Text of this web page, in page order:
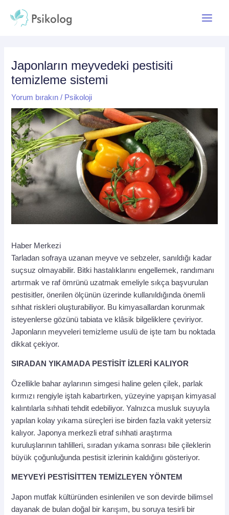
atla
Japonların meyvedeki pestisiti
temizleme sistemi
Yorum bırakın / Psikoloji
Haber Merkezi
Tarladan sofraya uzanan meyve ve sebzeler, sanıldığı kadar
suçsuz olmayabilir. Bitki hastalıklarını engellemek, randımanı
artırmak ve raf ömrünü uzatmak emeliyle sıkça başvurulan
pestisitler, önerilen ölçünün üzerinde kullanıldığında önemli
sıhhat riskleri oluşturabiliyor. Bu kimyasallardan korunmak
isteyenlerse gözünü tabiata ve klâsik bilgeliklere çeviriyor.
Japonların meyveleri temizleme usulü de işte tam bu noktada
dikkat çekiyor.
SIRADAN YIKAMADA PESTİSİT İZLERİ KALIYOR
Özellikle bahar aylarının simgesi haline gelen çilek, parlak
kırmızı rengiyle iştah kabartırken, yüzeyine yapışan kimyasal
kalıntılarla sıhhati tehdit edebiliyor. Yalnızca musluk suyuyla
yapılan kolay yıkama süreçleri ise birden fazla vakit yetersiz
kalıyor. Japonya merkezli etraf sıhhati araştırma
kuruluşlarının tahlilleri, sıradan yıkama sonrası bile çileklerin
büyük çoğunluğunda pestisit izlerinin kaldığını gösteriyor.
MEYVEYİ PESTİSİTTEN TEMİZLEYEN YÖNTEM
Japon mutfak kültüründen esinlenilen ve son devirde bilimsel
dayanak de bulan doğal bir karışım, bu soruya tesirli bir
dolaşımı